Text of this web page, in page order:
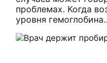
проблемах. Когда
уровня